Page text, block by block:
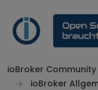
ioBroker
ioBroker